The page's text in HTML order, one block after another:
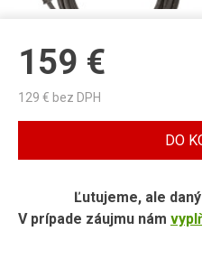
159 €
129 € bez DPH
DO
Ľutujeme, ale
V prípade záujmu nám